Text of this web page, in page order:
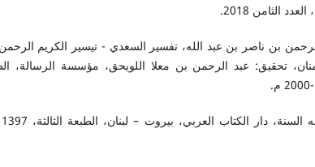
الثامن 2018.
بن ناصر بن عبد الله، تفسير السعدي - تيسير الكريم
تحقيق: عبد الرحمن بن معلا اللويحق، مؤسسة الرسالة،